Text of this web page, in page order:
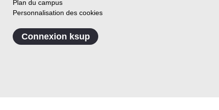
Plan du campus
Personnalisation des cookies
Connexion ksup